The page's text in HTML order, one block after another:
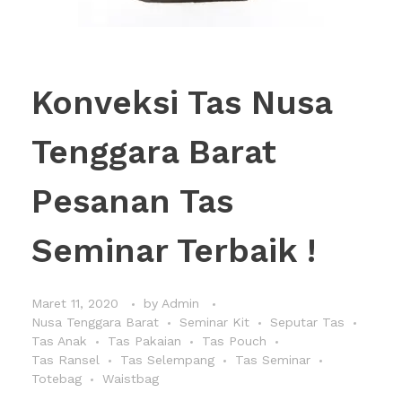
Konveksi Tas Nusa
Tenggara Barat
Pesanan Tas
Seminar Terbaik !
Maret 11, 2020 by Admin
Nusa Tenggara Barat
Seminar Kit
Seputar Tas
Tas Anak
Tas Pakaian
Tas Pouch
Tas Ransel
Tas Selempang
Tas Seminar
Totebag
Waistbag